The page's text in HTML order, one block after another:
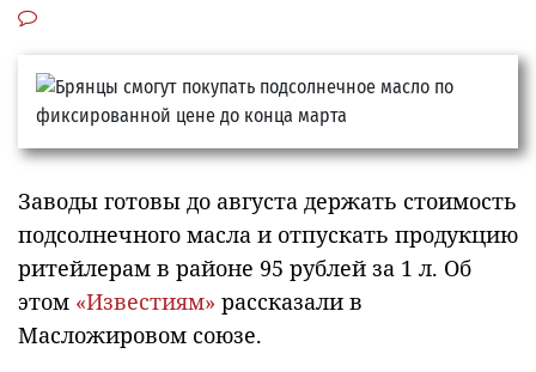
Заводы готовы до августа держать стоимость
подсолнечного масла и отпускать продукцию
ритейлерам в районе 95 рублей за 1 л. Об
этом «Известиям» рассказали в
Масложировом союзе.